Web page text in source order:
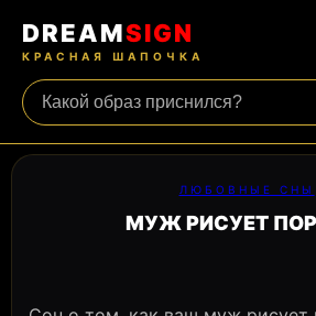
DREAMSIGN
КРАСНАЯ ШАПОЧКА
ЛЮБОВНЫЕ СНЫ
МУЖ РИСУЕТ